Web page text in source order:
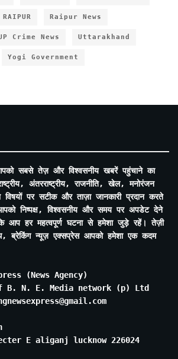
RAIPUR Raipur News
Crime News Uttarakhand
Yogi Government
सबसे तेज़ और विश्वसनीय खबरें पहुंचाने का
अंतरराष्ट्रीय, राजनीति, खेल, मनोरंजन
विषयों पर सटीक और ताज़ा जानकारी प्रदान करते
आपको निष्पक्ष, विश्वसनीय और समय पर अपडेट देने
आप हर महत्वपूर्ण घटना से हमेशा जुड़े रहें। तेज़ी
ब्रेकिंग न्यूज़ एक्सप्रेस आपको हमेशा एक कदम
(News Agency)
B. N. E. Media network (p) Ltd
E aliganj lucknow 226024